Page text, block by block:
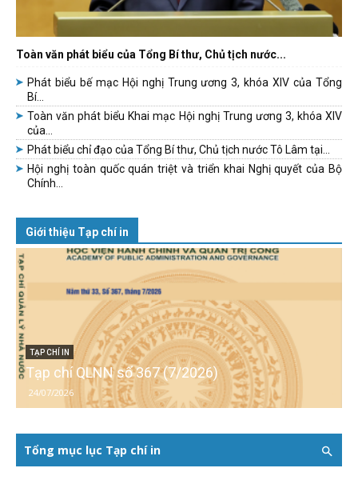
Toàn văn phát biểu của Tổng Bí thư, Chủ tịch nước...
Phát biểu bế mạc Hội nghị Trung ương 3, khóa XIV của Tổng
Bí...
Toàn văn phát biểu Khai mạc Hội nghị Trung ương 3, khóa XIV
của...
Phát biểu chỉ đạo của Tổng Bí thư, Chủ tịch nước Tô Lâm tại...
Hội nghị toàn quốc quán triệt và triển khai Nghị quyết của Bộ
Chính...
Giới thiệu Tạp chí in
TẠP CHÍ IN
Tạp chí QLNN số 367 (7/2026)
24/07/2026
Tổng mục lục Tạp chí in